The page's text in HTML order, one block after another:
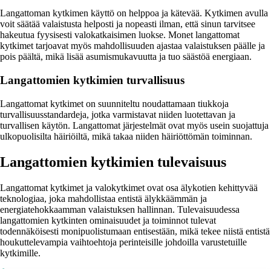
Langattoman kytkimen käyttö on helppoa ja kätevää. Kytkimen avulla
voit säätää valaistusta helposti ja nopeasti ilman, että sinun tarvitsee
hakeutua fyysisesti valokatkaisimen luokse. Monet langattomat
kytkimet tarjoavat myös mahdollisuuden ajastaa valaistuksen päälle ja
pois päältä, mikä lisää asumismukavuutta ja tuo säästöä energiaan.
Langattomien kytkimien turvallisuus
Langattomat kytkimet on suunniteltu noudattamaan tiukkoja
turvallisuusstandardeja, jotka varmistavat niiden luotettavan ja
turvallisen käytön. Langattomat järjestelmät ovat myös usein suojattuja
ulkopuolisilta häiriöiltä, mikä takaa niiden häiriöttömän toiminnan.
Langattomien kytkimien tulevaisuus
Langattomat kytkimet ja valokytkimet ovat osa älykotien kehittyvää
teknologiaa, joka mahdollistaa entistä älykkäämmän ja
energiatehokkaamman valaistuksen hallinnan. Tulevaisuudessa
langattomien kytkinten ominaisuudet ja toiminnot tulevat
todennäköisesti monipuolistumaan entisestään, mikä tekee niistä entistä
houkuttelevampia vaihtoehtoja perinteisille johdoilla varustetuille
kytkimille.